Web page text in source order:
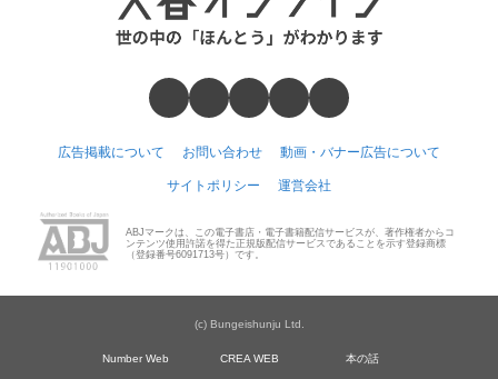
広告掲載について お問い合わせ 動画・バナー広告について
サイトポリシー 運営会社
ABJマークは、この電子書店・電子書籍配信サービスが、著作権者からコ
ンテンツ使用許諾を得た正規版配信サービスであることを示す登録商標
（登録番号6091713号）です。
(c) Bungeishunju Ltd.
Number Web CREA WEB 本の話